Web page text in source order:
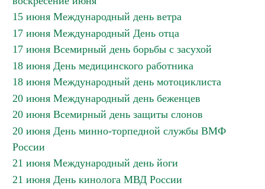
15 июня Международный день ветра
17 июня Международный День отца
17 июня Всемирный день борьбы с засухой
18 июня День медицинского работника
18 июня Международный день мотоциклиста
20 июня Международный день беженцев
20 июня Всемирный день защиты слонов
20 июня День минно-торпедной службы ВМФ
России
21 июня Международный день йоги
21 июня День кинолога МВД России